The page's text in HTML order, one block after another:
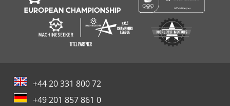
+44 20 331 800 72
+49 201 857 861 0